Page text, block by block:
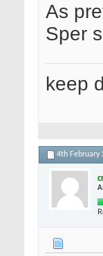
As
Sper
keep
4th February